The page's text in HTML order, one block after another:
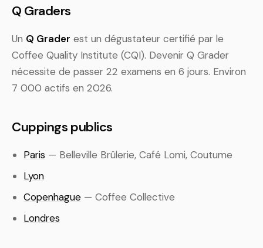
Q Graders
Un Q Grader est un dégustateur certifié par le
Coffee Quality Institute (CQI). Devenir Q Grader
nécessite de passer 22 examens en 6 jours. Environ
7 000 actifs en 2026.
Cuppings publics
Paris — Belleville Brûlerie, Café Lomi, Coutume
Lyon
Copenhague — Coffee Collective
Londres